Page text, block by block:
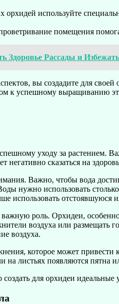
орхидей используйте
помещения
Здоровье Рассады и
вы создадите для
к успешному выращиванию
уходу за растением.
негативно сказаться на
Важно, чтобы вода
нужно использовать
использовать отстоявшуюся
важную роль. Орхидеи,
воздуха или размещать
воздуха.
которое может привести
на листьях появляются
для орхидеи